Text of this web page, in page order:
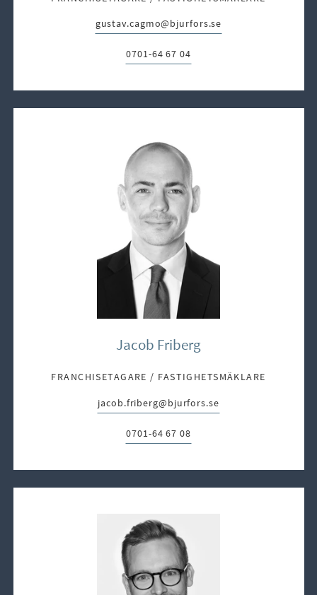
E-post:
gustav.cagmo@bjurfors.se
Telefon:
0701-64 67 04
Jacob Friberg
FRANCHISETAGARE / FASTIGHETSMÄKLARE
E-post:
jacob.friberg@bjurfors.se
Telefon:
0701-64 67 08